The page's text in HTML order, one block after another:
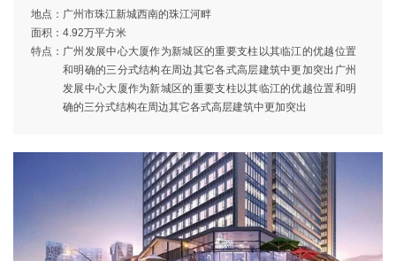
地点： 广州市珠江新城西南的珠江河畔
面积： 4.92万平方米
特点： 广州发展中心大厦作为新城区的重要支柱以其临江的优越位置
和明确的三分式结构在周边其它各式高层建筑中更加突出广州
发展中心大厦作为新城区的重要支柱以其临江的优越位置和明
确的三分式结构在周边其它各式高层建筑中更加突出